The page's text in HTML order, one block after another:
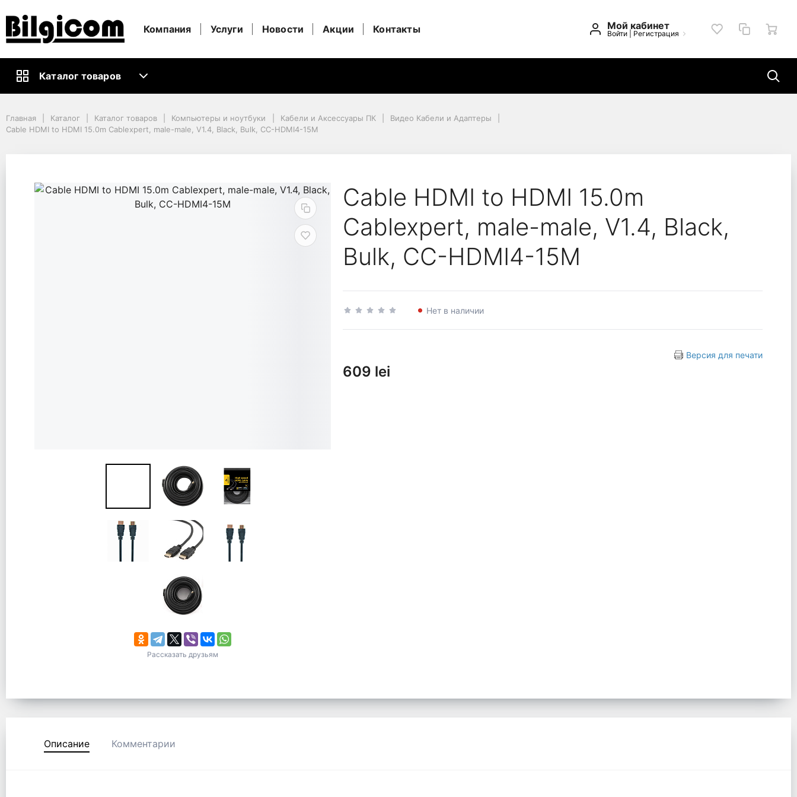
Мой кабинет
Войти| Регистрация
Компания Услуги Новости Акции Контакты
Каталог товаров
Главная
Компьютеры и ноутбуки
Кабели и Аксессуары ПК
Главная Каталог Каталог товаров Компьютеры и ноутбуки Кабели и Аксессуары ПК
Видео Кабели и Адаптеры
Cable HDMI to HDMI 15.0m Cablexpert, male-male, V1.4, Black, Bulk, CC-HDMI4-15M
Рассказать друзьям
Cable HDMI to HDMI 15.0m
Cablexpert, male-male, V1.4, Black,
Bulk, CC-HDMI4-15M
Нет в наличии
Версия для печати
609 lei
Описание Комментарии